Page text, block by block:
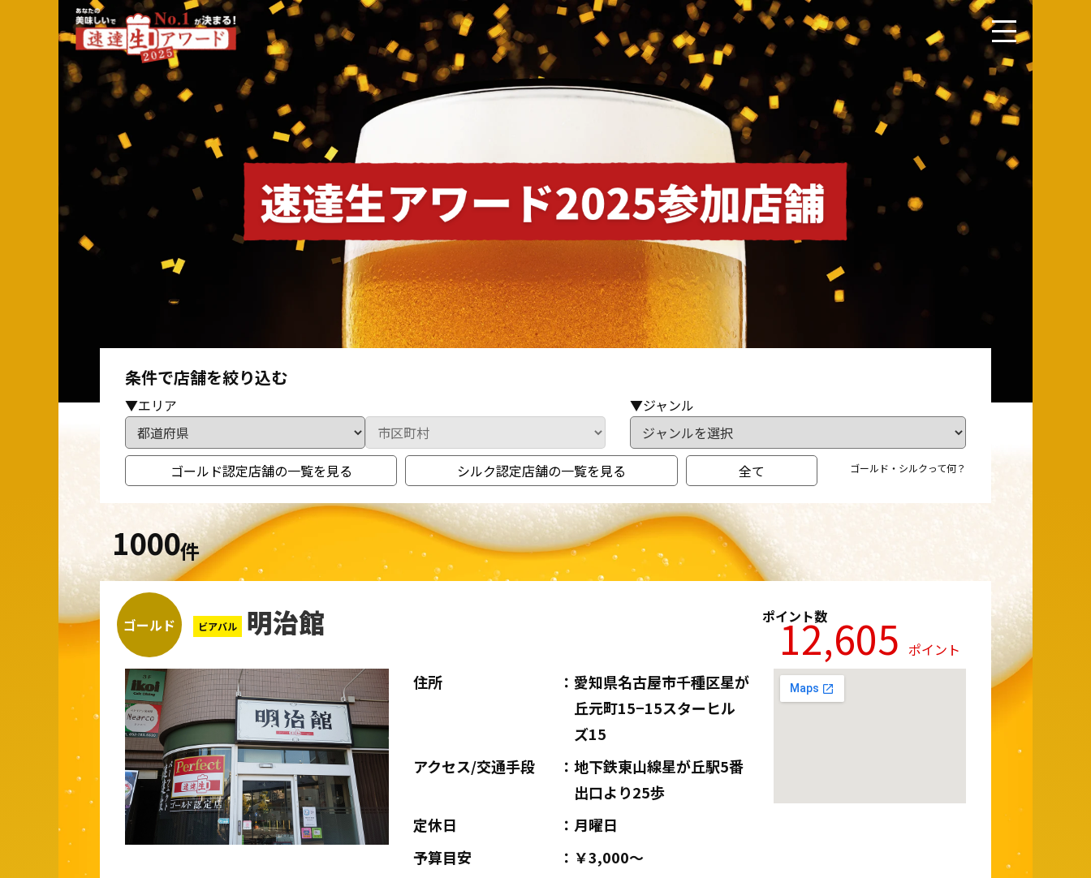
条件で店舗を絞り込む
▼エリア ▼ジャンル
ゴールド認定店舗の一覧を見る シルク認定店舗の一覧を見る 全て ゴールド・シルクって何？
1000件
ゴールド ビアバル 明治館 ポイント数
12,605 ポイント
住所
愛知県名古屋市千種区星が
丘元町15−15スターヒル
ズ15
アクセス/交通手段
地下鉄東山線星が丘駅5番
出口より25歩
定休日
月曜日
予算目安
￥3,000～